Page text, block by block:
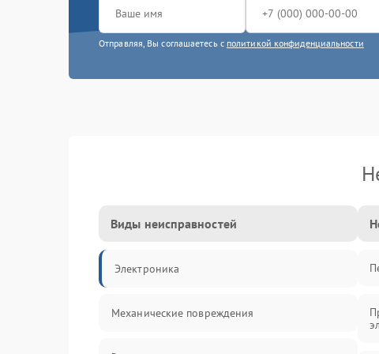
Отправляя, Вы соглашаетесь с политикой конфиденциальности
Виды неисправностей
Электроника
Механические повреждения